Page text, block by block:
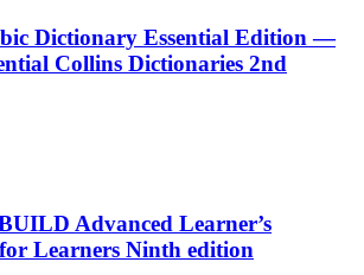
Dictionary Essential Edition —
Collins Dictionaries 2nd
Advanced Learner’s
Learners Ninth edition